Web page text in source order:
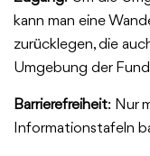
kann man eine
zurücklegen, die
Umgebung der
Barrierefreiheit: Nur
Informationstafeln